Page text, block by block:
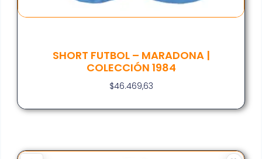
SHORT FUTBOL – MARADONA |
COLECCIÓN 1984
$46.469,63